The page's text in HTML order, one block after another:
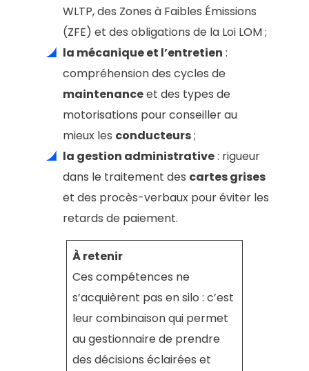
WLTP, des Zones à Faibles Émissions
(ZFE) et des obligations de la Loi LOM ;
la mécanique et l’entretien :
compréhension des cycles de
maintenanceet des types de
motorisations pour conseiller au
mieux les conducteurs;
la gestion administrative: rigueur
dans le traitement des cartes grises
et des procès-verbaux pour éviter les
retards de paiement.
À retenir
Ces compétences ne
s’acquièrent pas en silo : c’est
leur combinaison qui permet
au gestionnaire de prendre
des décisions éclairées et